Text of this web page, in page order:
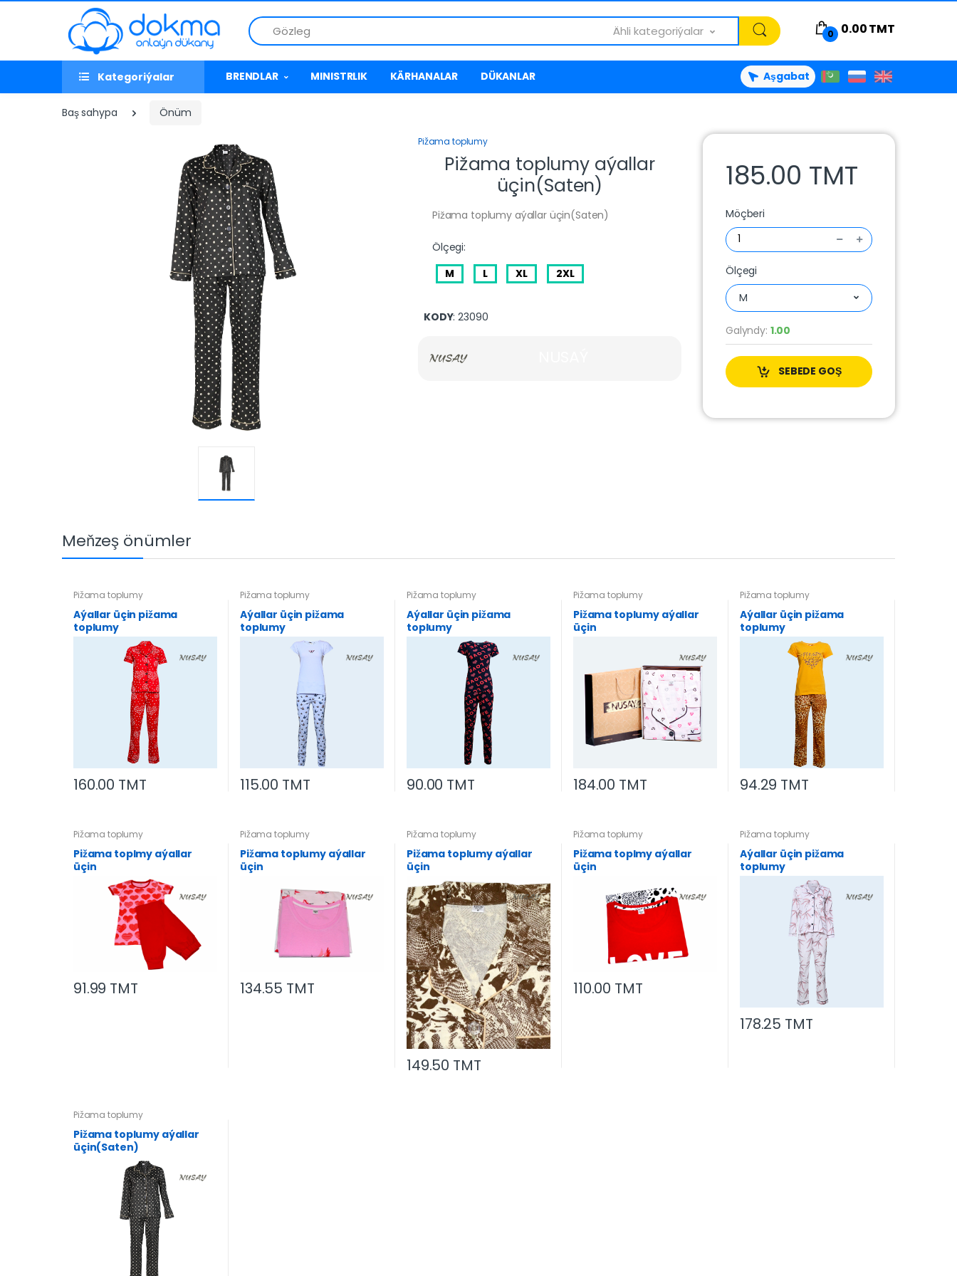
Gözleg
Ähli kategoriýalar 0 0.00TMT
Kategoriýalar BRENDLAR MINISTRLIK KÄRHANALAR DÜKANLAR Aşgabat
Baş sahypa Önüm
Pižama toplumy
Pižama toplumy aýallar
üçin(Saten)
Pižama toplumy aýallar üçin(Saten)
Ölçegi:
M
L XL 2XL
KODY: 23090
185.00 TMT
Möçberi
Ölçegi
M
Galyndy: 1.00
SEBEDE GOŞ
Meňzeş önümler
Pižama toplumy
Aýallar üçin pižama
toplumy
160.00 TMT
Pižama toplumy
Aýallar üçin pižama
toplumy
115.00 TMT
Pižama toplumy
Aýallar üçin pižama
toplumy
90.00 TMT
Pižama toplumy
Pižama toplumy aýallar
üçin
184.00 TMT
Pižama toplumy
Aýallar üçin pižama
toplumy
94.29 TMT
Pižama toplumy
Pižama toplmy aýallar
üçin
91.99 TMT
Pižama toplumy
Pižama toplumy aýallar
üçin
134.55 TMT
Pižama toplumy
Pižama toplumy aýallar
üçin
149.50 TMT
Pižama toplumy
Pižama toplmy aýallar
üçin
110.00 TMT
Pižama toplumy
Aýallar üçin pižama
toplumy
178.25 TMT
Pižama toplumy
Pižama toplumy aýallar
üçin(Saten)